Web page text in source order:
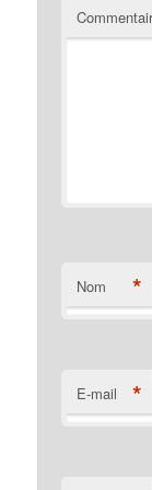
Nom *
E-mail *